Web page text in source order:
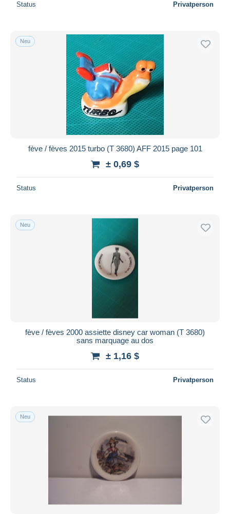
Status Privatperson
Neu
fève / fèves 2015 turbo (T 3680) AFF 2015 page 101
± 0,69 $
Status Privatperson
Neu
fève / fèves 2000 assiette disney car woman (T 3680)
sans marquage au dos
± 1,16 $
Status Privatperson
Neu